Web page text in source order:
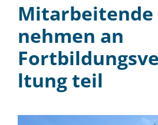
Mitarbeitende
nehmen an
ltung teil